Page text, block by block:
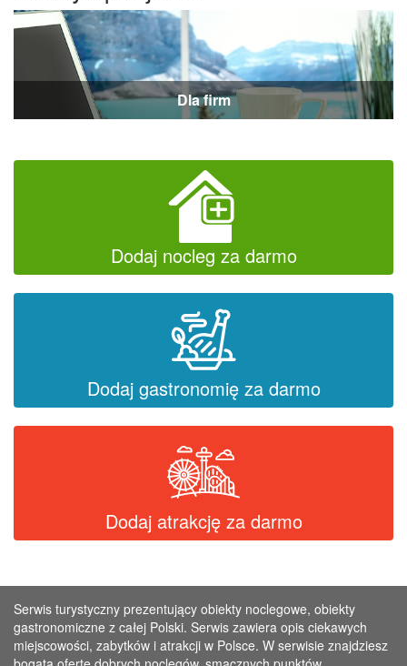
Dla firm
Dodaj nocleg za darmo
Dodaj gastronomię za darmo
Dodaj atrakcję za darmo
Serwis turystyczny prezentujący obiekty noclegowe, obiekty
gastronomiczne z całej Polski. Serwis zawiera opis ciekawych
miejscowości, zabytków i atrakcji w Polsce. W serwisie znajdziesz